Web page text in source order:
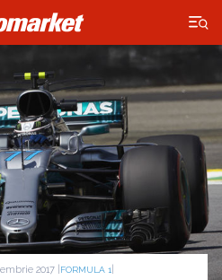
×
2017 | FORMULA 1